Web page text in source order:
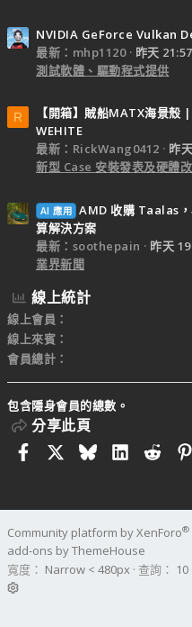
NVIDIA GeForce Vulkan
最新：mhp1120
昨天 21:57
測試軟體、驅動程式提供
R
【開箱】賊船MATX海景殼
WEHITE
最新：RickWang0412
昨
新型 Case 安裝發表及硬體
AI 應用 AMD 收購 Taalas
算解決方案
最新：soothepain
昨天
業界新聞
線上統計
線上會員
線上來賓
會員總計
包含隱身會員的總數。
分享此頁
FacebookBlueskyLinkedIn
Community platform by XenForo®
add-ons by ThemeHouse
寬度
查詢 10